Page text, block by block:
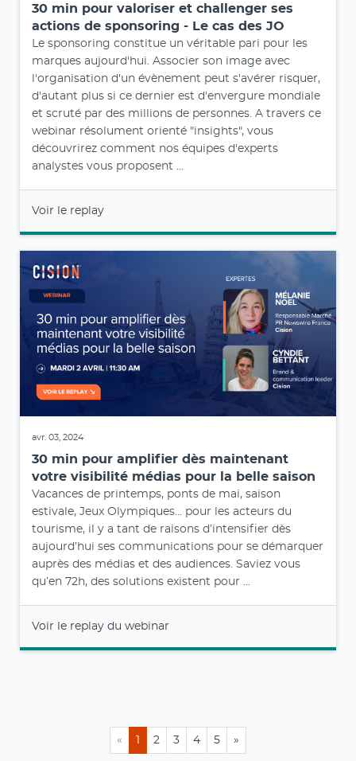
30 min pour valoriser et challenger ses
actions de sponsoring - Le cas des JO
Le sponsoring constitue un véritable pari pour les
marques aujourd'hui. Associer son image avec
l'organisation d'un évènement peut s'avérer risquer,
d'autant plus si ce dernier est d'envergure mondiale
et scruté par des millions de personnes. A travers ce
webinar résolument orienté "insights", vous
découvrirez comment nos équipes d'experts
analystes vous proposent ...
Voir le replay
avr. 03, 2024
30 min pour amplifier dès maintenant
votre visibilité médias pour la belle saison
Vacances de printemps, ponts de mai, saison
estivale, Jeux Olympiques… pour les acteurs du
tourisme, il y a tant de raisons d’intensifier dès
aujourd’hui ses communications pour se démarquer
auprès des médias et des audiences. Saviez vous
qu’en 72h, des solutions existent pour ...
Voir le replay du webinar
« 1 2 3 4 5 »